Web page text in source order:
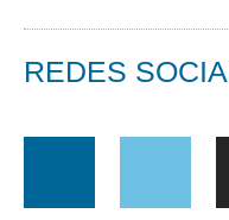
REDES